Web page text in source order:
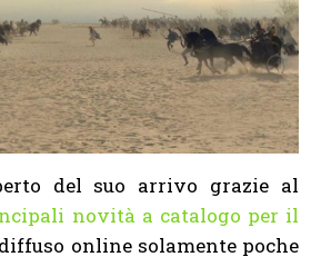
del suo arrivo grazie al
novità a catalogo per il
online solamente poche